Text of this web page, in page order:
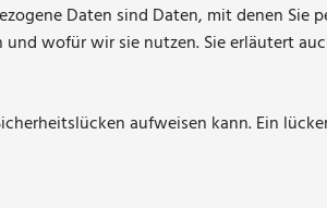
Daten sind Daten, mit denen Sie
wofür wir sie nutzen. Sie erläutert
aufweisen kann. Ein